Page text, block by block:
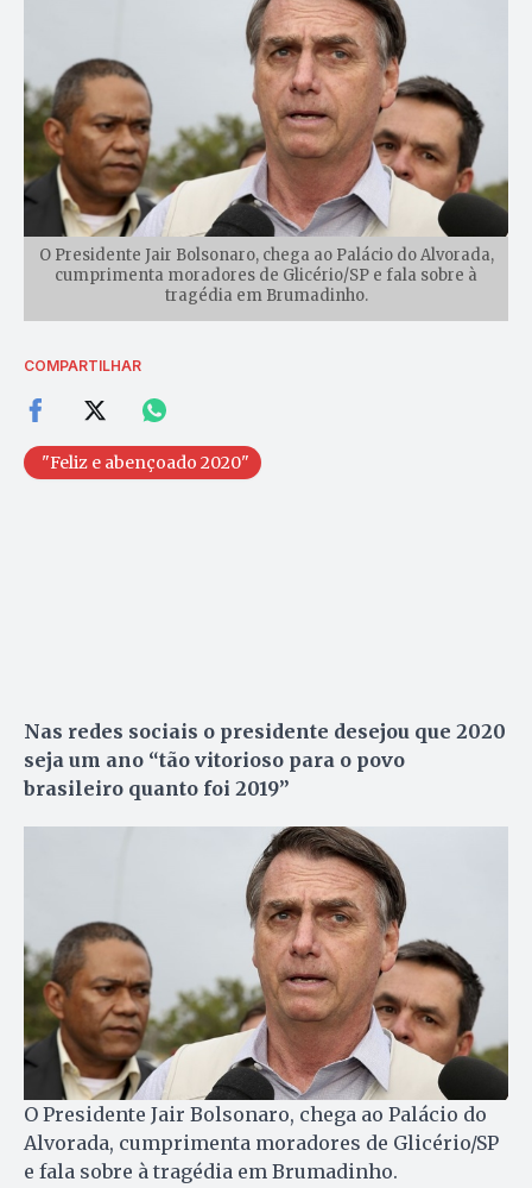
O Presidente Jair Bolsonaro, chega ao Palácio do Alvorada,
cumprimenta moradores de Glicério/SP e fala sobre à
tragédia em Brumadinho.
COMPARTILHAR
"Feliz e abençoado 2020"
Nas redes sociais o presidente desejou que 2020
seja um ano “tão vitorioso para o povo
brasileiro quanto foi 2019”
O Presidente Jair Bolsonaro, chega ao Palácio do
Alvorada, cumprimenta moradores de Glicério/SP
e fala sobre à tragédia em Brumadinho.